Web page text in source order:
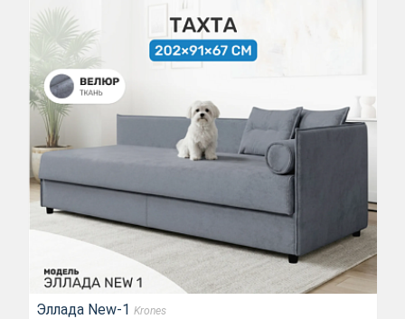
Эллада New-1 Krones